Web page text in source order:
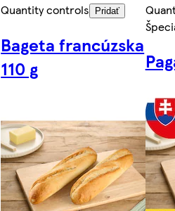
Quantity controls Pridať
Bageta francúzska
110 g